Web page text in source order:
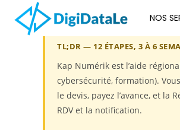
NOS
TL;DR — 12 ÉTAPES, 3 À 6
Kap Numérik est l’aide
cybersécurité, formation).
le devis, payez l’avance, et
RDV et la notification.